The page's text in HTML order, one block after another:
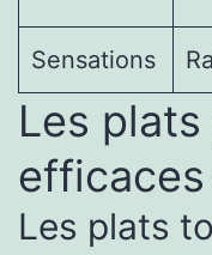
Sensations
Les
Les plats